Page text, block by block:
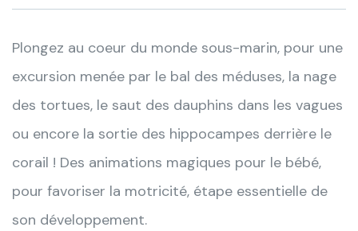
Plongez au coeur du monde sous-marin, pour une
excursion menée par le bal des méduses, la nage
des tortues, le saut des dauphins dans les vagues
ou encore la sortie des hippocampes derrière le
corail ! Des animations magiques pour le bébé,
pour favoriser la motricité, étape essentielle de
son développement.